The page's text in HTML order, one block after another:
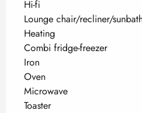
Hi-fi
Lounge chair/recliner/
Heating
Combi fridge-freezer
Iron
Oven
Microwave
Toaster